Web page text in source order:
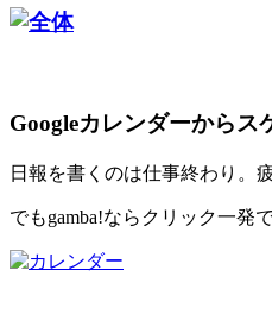
Googleカレンダーからス
日報を書くのは仕事終わり。
でもgamba!ならクリック一発